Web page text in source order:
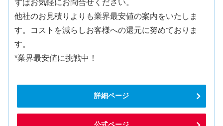
ずはお気軽にお問合せください。
他社のお見積りよりも業界最安値の案内をいたしま
す。コストを減らしお客様への還元に努めておりま
す。
*業界最安値に挑戦中！
詳細ページ